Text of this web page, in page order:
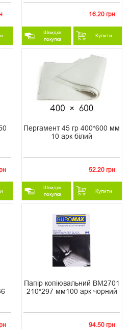
16.20 грн
Швидка
покупка
Купити
Пергамент 45 гр 400*600 мм
10 арк білий
52.20 грн
Швидка
покупка
Купити
Папір копіювальний ВМ2701
210*297 мм100 арк чорний
94.50 грн